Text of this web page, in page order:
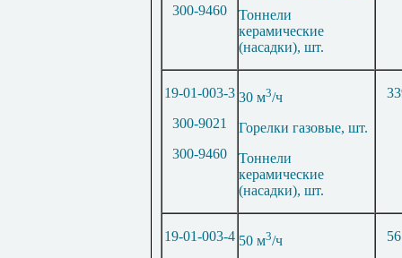
300-9460
Тоннели
керамические
(насадки), шт.
19-01-003-3
300-9021
300-9460
30 м3/ч
Горелки газовые, шт.
Тоннели
керамические
(насадки), шт.
19-01-003-4 50 м3/ч